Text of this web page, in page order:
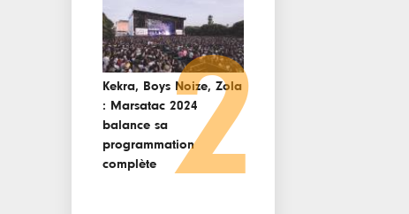
Kekra, Boys Noize, Zola
: Marsatac 2024
balance sa
programmation
complète
2